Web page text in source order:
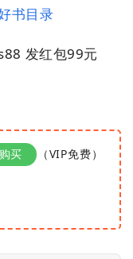
书目录
发红包99元
买
（VIP免费）